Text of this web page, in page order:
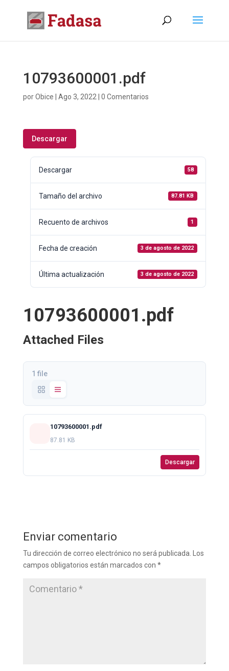
10793600001.pdf
porObice Ago 3, 2022 0 Comentarios
Descargar
Descargar 58
Tamaño del archivo 87.81 KB
Recuento de archivos 1
Fecha de creación 3 de agosto de 2022
Última actualización 3 de agosto de 2022
10793600001.pdf
Attached Files
1 file
10793600001.pdf
87.81 KB
Descargar
Enviar comentario
Tu dirección de correo electrónico no será publicada.
Los
campos obligatorios están marcados con *